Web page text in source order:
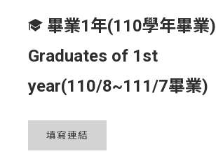
畢業1年(110學年畢業)
Graduates of 1st
year(110/8~111/7畢業)
填寫連結